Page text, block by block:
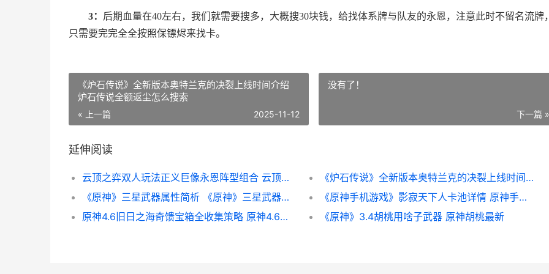
3： 后期血量在40左右，我们就需要搜多，大概搜30块钱，给找体系牌与队友的永恩，注意此时不留名流牌
只需要完完全全按照保镖烬来找卡。
《炉石传说》全新版本奥特兰克的决裂上线时间介绍
炉石传说全额返尘怎么搜索
« 上一篇 2025-11-12
没有了！
下一篇 »
延伸阅读
云顶之弈双人玩法正义巨像永恩阵型组合 云顶之弈能双排吗
《炉石传说》全新版本奥特兰克的决裂上线时间介绍 炉石传说全额返尘怎么搜索
《原神》三星武器属性简析 《原神》三星武器怎么得
《原神手机游戏》影寂天下人卡池详情 原神手游 端游
原神4.6旧日之海奇馈宝箱全收集策略 原神4.6旧日之海怎么去
《原神》3.4胡桃用啥子武器 原神胡桃最新